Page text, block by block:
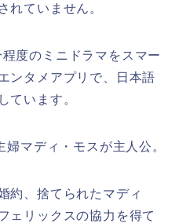
れていません。
度のミニドラマをスマー
ンタメアプリで、日本語
ています。
マディ・モスが主人公。
約、捨てられたマディ
ェリックスの協力を得て